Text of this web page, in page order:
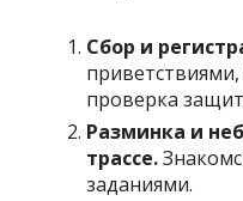
Сбор и
проверка
Разминка и
трассе.
заданиями.